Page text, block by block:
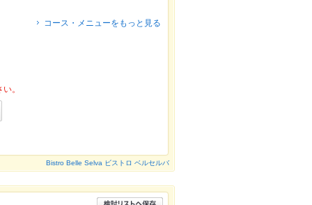
コース・メニューをもっと見る
。
Bistro Belle Selva ビストロ ベルセルバ